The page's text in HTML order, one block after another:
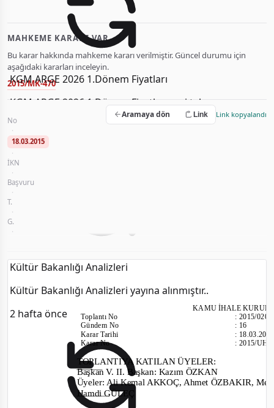
KGM ARGE 2026 1.Dönem Fiyatları
KGM ARGE 2026 1.Dönem Fiyatları veri tabanına
yüklendi.
2 hafta önce
Kültür Bakanlığı Analizleri
Kültür Bakanlığı Analizleri yayına alınmıştır..
2 hafta önce
MAHKEME KARARI VAR
Bu karar hakkında mahkeme kararı verilmiştir. Güncel durumu için
aşağıdaki kararları inceleyin.
2015/MK-470
2015-2016-2017 Yılları 36 Aylık Temizlik Hizmeti
No
·
18.03.2015
·
İKN
·
Başvuru
·
T.
·
G.
·
Aramaya dön Link Link kopyalandı
KAMU İHALE
ToplantıNo
Gündem No
Karar Tarihi
Karar No
:2015/020
: 16
:
:2015/
TOPLANTIYA KATILAN ÜYELER:
Başkan V. II. Başkan: Kazım ÖZKAN
Üyeler: Ali Kemal AKKOÇ, Ahmet ÖZBAKIR,
Hamdi GÜLEÇ